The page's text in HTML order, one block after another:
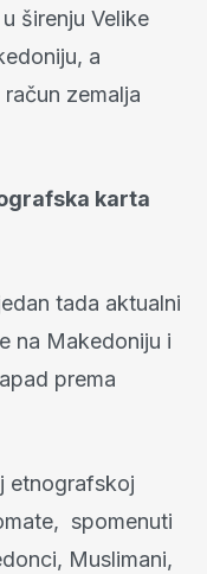
širenju Velike
a
zemalja
karta
tada aktualni
na Makedoniju i
prema
etnografskoj
spomenuti
Muslimani,